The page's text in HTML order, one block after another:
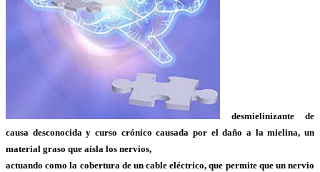
desmielinizante de
causa desconocida y curso crónico causada por el daño a la mielina, un
material graso que aísla los nervios,
actuando como la cobertura de un cable eléctrico, que permite que un nervio